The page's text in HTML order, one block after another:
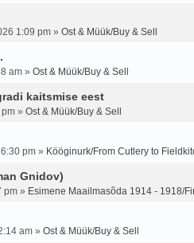
1:09 pm » Ost & Müük/Buy & Sell
am » Ost & Müük/Buy & Sell
kaitsmise eest
pm » Ost & Müük/Buy & Sell
pm » Kööginurk/From Cutlery to
Gnidov)
pm » Esimene Maailmasõda 1914 - 1918/
am » Ost & Müük/Buy & Sell